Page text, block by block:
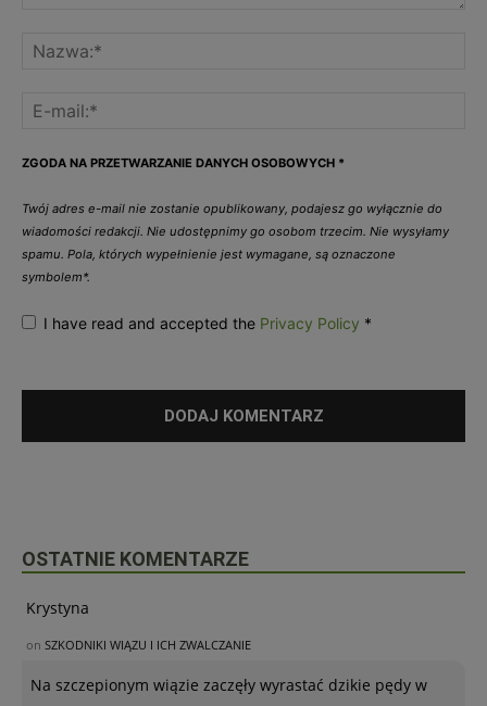
ZGODA NA PRZETWARZANIE DANYCH OSOBOWYCH *
Twój adres e-mail nie zostanie opublikowany, podajesz go wyłącznie do
wiadomości redakcji. Nie udostępnimy go osobom trzecim. Nie wysyłamy
spamu. Pola, których wypełnienie jest wymagane, są oznaczone
symbolem*.
I have read and accepted the Privacy Policy *
OSTATNIE KOMENTARZE
Krystyna
on SZKODNIKI WIĄZU I ICH ZWALCZANIE
Na szczepionym wiązie zaczęły wyrastać dzikie pędy w